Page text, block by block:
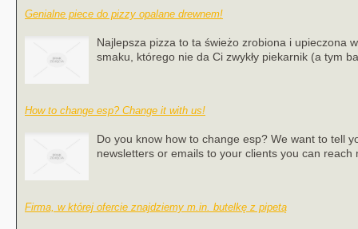
Genialne piece do pizzy opalane drewnem!
Najlepsza pizza to ta świeżo zrobiona i upieczona
smaku, którego nie da Ci zwykły piekarnik (a tym
How to change esp? Change it with us!
Do you know how to change esp? We want to tell
newsletters or emails to your clients you can
Firma, w której ofercie znajdziemy m.in. butelkę z pipetą